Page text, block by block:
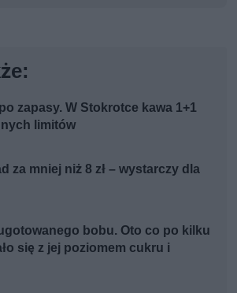
zapasy. W Stokrotce kawa 1+1
limitów
za mniej niż 8 zł – wystarczy dla
bobu. Oto co po kilku
się z jej poziomem cukru i